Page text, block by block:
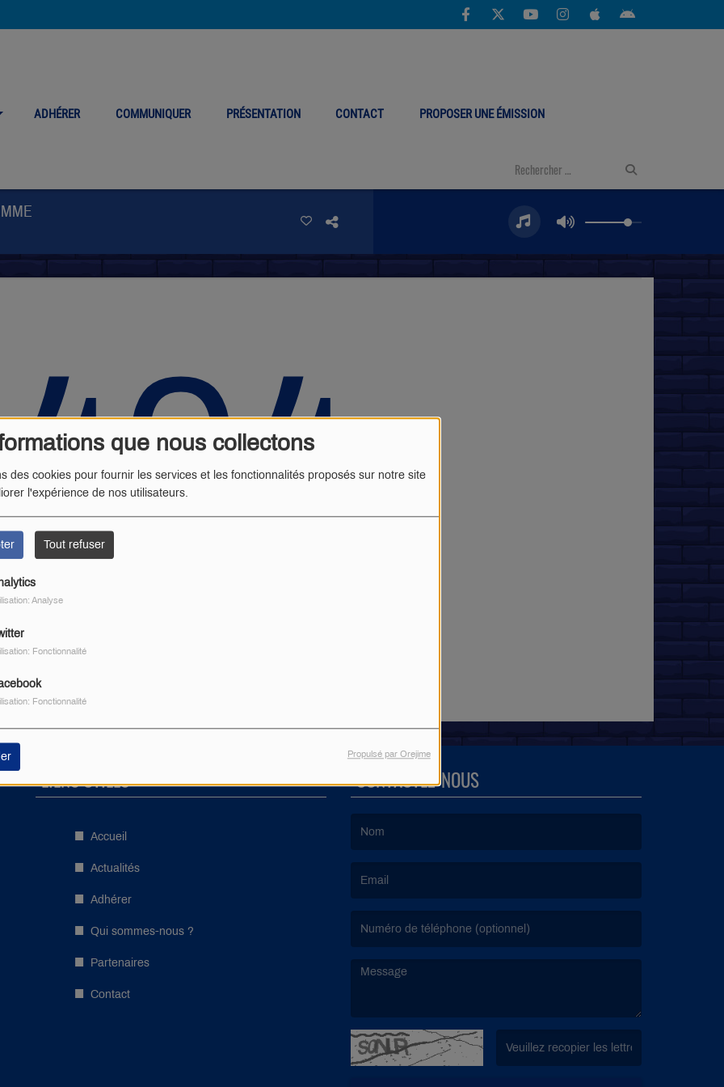
que nous collectons
des cookies pour fournir les services et les fonctionnalités proposés sur notre site
l'expérience de nos utilisateurs.
Tout refuser
Analyse
Fonctionnalité
Fonctionnalité
Propulsé par Orejime
ADHÉRER COMMUNIQUER PRÉSENTATION CONTACT PROPOSER UNE ÉMISSION
404
vous avez rencontré une erreur.
LIENS UTILES
Accueil
Actualités
Adhérer
Qui sommes-nous ?
Partenaires
Contact
CONTACTEZ-NOUS